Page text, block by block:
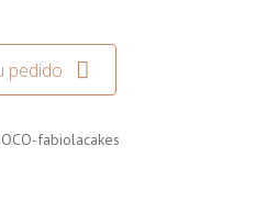
pedido